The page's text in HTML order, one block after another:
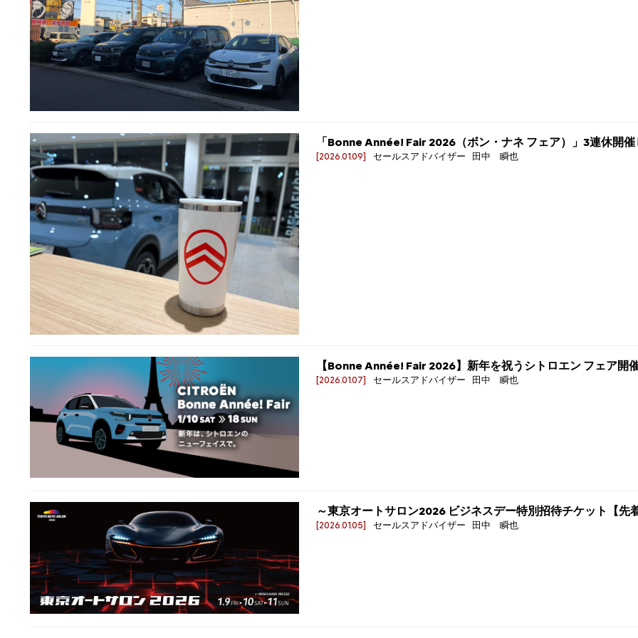
「Bonne Année! Fair 2026（ボン・ナネ フェア）」3連休開
[2026.01.09] セールスアドバイザー 田中 瞬也
【Bonne Année! Fair 2026】新年を祝うシトロエン フェア開
[2026.01.07] セールスアドバイザー 田中 瞬也
～東京オートサロン2026 ビジネスデー特別招待チケット【先
[2026.01.05] セールスアドバイザー 田中 瞬也